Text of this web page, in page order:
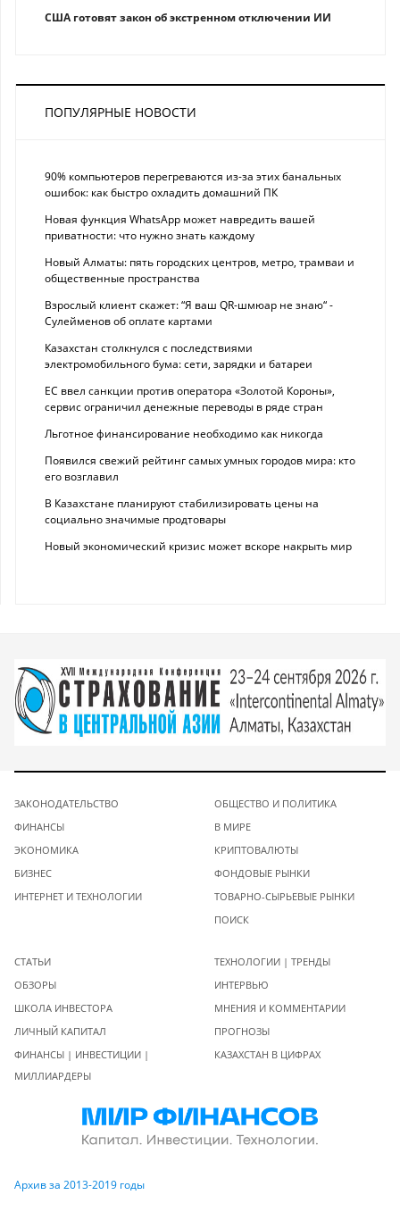
США готовят закон об экстренном отключении ИИ
ПОПУЛЯРНЫЕ НОВОСТИ
90% компьютеров перегреваются из-за этих банальных
ошибок: как быстро охладить домашний ПК
Новая функция WhatsApp может навредить вашей
приватности: что нужно знать каждому
Новый Алматы: пять городских центров, метро, трамваи и
общественные пространства
Взрослый клиент скажет: “Я ваш QR-шмюар не знаю“ -
Сулейменов об оплате картами
Казахстан столкнулся с последствиями
электромобильного бума: сети, зарядки и батареи
ЕС ввел санкции против оператора «Золотой Короны»,
сервис ограничил денежные переводы в ряде стран
Льготное финансирование необходимо как никогда
Появился свежий рейтинг самых умных городов мира: кто
его возглавил
В Казахстане планируют стабилизировать цены на
социально значимые продтовары
Новый экономический кризис может вскоре накрыть мир
ЗАКОНОДАТЕЛЬСТВО
ФИНАНСЫ
ЭКОНОМИКА
БИЗНЕС
ИНТЕРНЕТ И ТЕХНОЛОГИИ
ОБЩЕСТВО И ПОЛИТИКА
В МИРЕ
КРИПТОВАЛЮТЫ
ФОНДОВЫЕ РЫНКИ
ТОВАРНО-СЫРЬЕВЫЕ РЫНКИ
ПОИСК
СТАТЬИ
ОБЗОРЫ
ШКОЛА ИНВЕСТОРА
ЛИЧНЫЙ КАПИТАЛ
ФИНАНСЫ | ИНВЕСТИЦИИ |
МИЛЛИАРДЕРЫ
ТЕХНОЛОГИИ | ТРЕНДЫ
ИНТЕРВЬЮ
МНЕНИЯ И КОММЕНТАРИИ
ПРОГНОЗЫ
КАЗАХСТАН В ЦИФРАХ
Архив за 2013-2019 годы